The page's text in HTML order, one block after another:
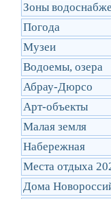
Зоны
Погода
Музеи
Водоемы, озера
Абрау-Дюрсо
Арт-объекты
Малая земля
Набережная
Места отдыха
Дома